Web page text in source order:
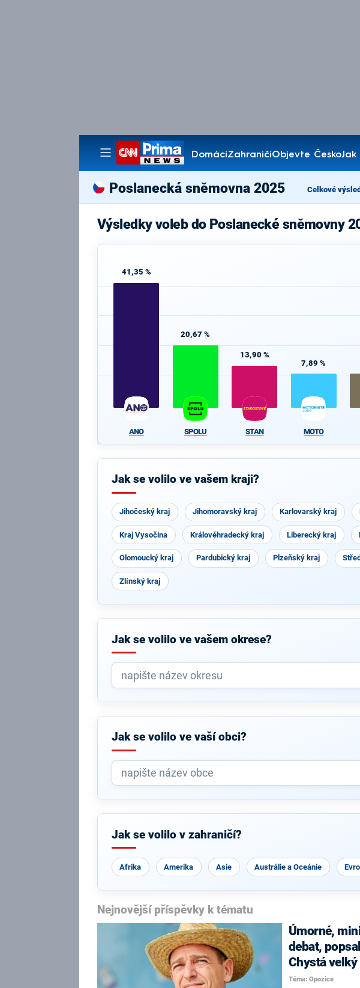
DomácíZahraničíObjevte ČeskoJak
Pořady
Poslanecká sněmovna 2025 Celkové
Výsledky voleb do Poslanecké sněmovny
41,35 %
ANO
20,67 %
SPOLU
13,90 %
STAN
7,89 %
MOTO
Jak se volilo ve vašem kraji?
Jihočeský kraj Jihomoravský kraj Karlovarský kraj
Kraj Vysočina Královéhradecký kraj Liberecký kraj
Olomoucký kraj Pardubický kraj Plzeňský kraj
Zlínský kraj
Jak se volilo ve vašem okrese?
Jak se volilo ve vaší obci?
Jak se volilo v zahraničí?
Afrika Amerika Asie Austrálie a Oceánie
Nejnovější příspěvky k tématu
Úmorné,
debat,
Chystá
Téma: Opozice